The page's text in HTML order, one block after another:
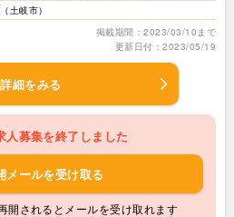
土岐市）
掲載期間：2023/03/10まで
更新日付：2023/05/19
詳細をみる
人募集を終了しました
メールを受け取る
開されるとメールを受け取れます